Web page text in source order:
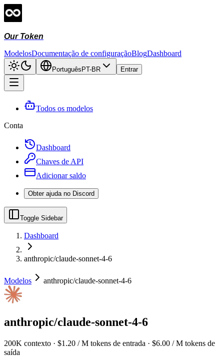
Our Token
ModelosDocumentação de configuraçãoBlogDashboard
Português PT-BR Entrar
Todos os modelos
Conta
Dashboard
Chaves de API
Adicionar saldo
Obter ajuda no Discord
Toggle Sidebar
Dashboard
anthropic/claude-sonnet-4-6
Modelos anthropic/claude-sonnet-4-6
anthropic/claude-sonnet-4-6
200K contexto · $1.20 / M tokens de entrada · $6.00 / M tokens de
saída